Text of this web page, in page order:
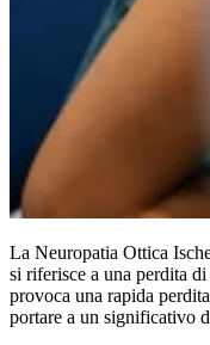
La Neuropatia Ottica
si riferisce a una perdita
provoca una rapida
portare a un significativo